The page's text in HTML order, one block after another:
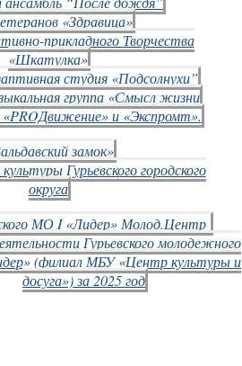
«Здравица»
прикладного Творчества
«Шкатулка»
студия «Подсолнухи”
группа «Смысл жизни
и «Экспромт».
замок»
Гурьевского городского
округа
МО I «Лидер» Молод.Центр
Гурьевского молодежного
(филиал МБУ «Центр культуры и
досуга») за 2025 год